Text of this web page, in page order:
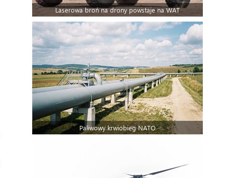
Laserowa broń na drony powstaje na WAT
Paliwowy krwiobieg NATO